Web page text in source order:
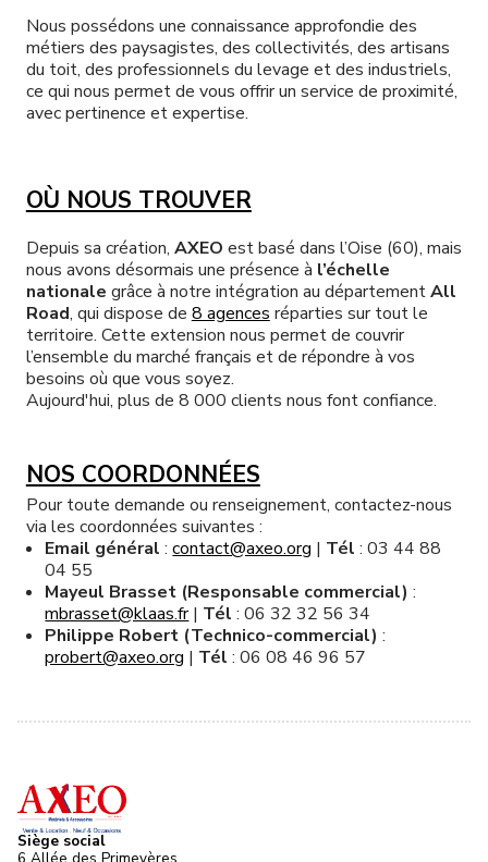
Nous possédons une connaissance approfondie des
métiers des paysagistes, des collectivités, des artisans
du toit, des professionnels du levage et des industriels,
ce qui nous permet de vous offrir un service de proximité,
avec pertinence et expertise.
OÙ NOUS TROUVER
Depuis sa création, AXEO est basé dans l’Oise (60), mais
nous avons désormais une présence à l’échelle
nationale grâce à notre intégration au départementAll
Road, qui dispose de 8 agences réparties sur tout le
territoire. Cette extension nous permet de couvrir
l’ensemble du marché français et de répondre à vos
besoins où que vous soyez.
Aujourd'hui, plus de 8 000 clients nous font confiance.
NOS COORDONNÉES
Pour toute demande ou renseignement, contactez-nous
via les coordonnées suivantes :
Email général :contact@axeo.org | Tél : 03 44 88
04 55
Mayeul Brasset (Responsable commercial) :
mbrasset@klaas.fr| Tél : 06 32 32 56 34
Philippe Robert (Technico-commercial) :
probert@axeo.org | Tél : 06 08 46 96 57
Siège social